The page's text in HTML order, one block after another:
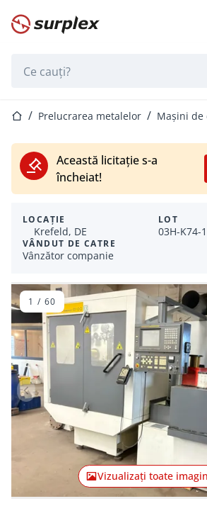
Pagina de start
Pagina de start
Prelucrarea metalelor Mașini de
Această licitație s-a
încheiat!
LOCAȚIE
Krefeld, DE
VÂNDUT DE CATRE
Vânzător companie
LOT
03H-K74-1
Articolul anterior
Vizualizați toate
1 / 60